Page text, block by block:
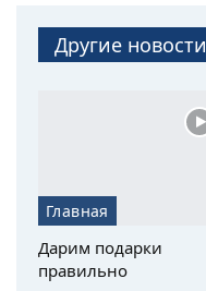
Другие новости
Главная
Дарим подарки
правильно